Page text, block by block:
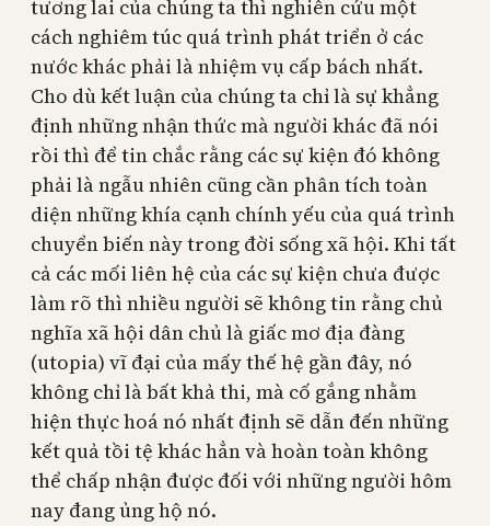
tương lai của chúng ta thì nghiên cứu một
cách nghiêm túc quá trình phát triển ở các
nước khác phải là nhiệm vụ cấp bách nhất.
Cho dù kết luận của chúng ta chỉ là sự khẳng
định những nhận thức mà người khác đã nói
rồi thì để tin chắc rằng các sự kiện đó không
phải là ngẫu nhiên cũng cần phân tích toàn
diện những khía cạnh chính yếu của quá trình
chuyển biến này trong đời sống xã hội. Khi tất
cả các mối liên hệ của các sự kiện chưa được
làm rõ thì nhiều người sẽ không tin rằng chủ
nghĩa xã hội dân chủ là giấc mơ địa đàng
(utopia) vĩ đại của mấy thế hệ gần đây, nó
không chỉ là bất khả thi, mà cố gắng nhằm
hiện thực hoá nó nhất định sẽ dẫn đến những
kết quả tồi tệ khác hẳn và hoàn toàn không
thể chấp nhận được đối với những người hôm
nay đang ủng hộ nó.